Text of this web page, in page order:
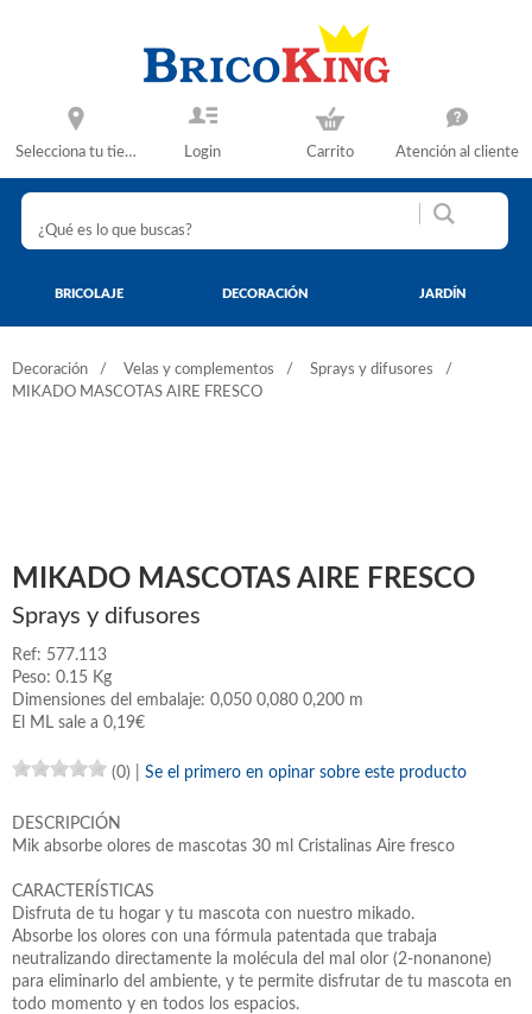
Selecciona tu tienda Login Carrito Atención al cliente
BRICOLAJE DECORACIÓN JARDÍN
Decoración Velas y complementos
Sprays y difusores
MIKADO MASCOTAS AIRE FRESCO
MIKADO MASCOTAS AIRE FRESCO
Sprays y difusores
Ref: 577.113
Peso: 0.15 Kg
Dimensiones del embalaje: 0,050 0,080 0,200 m
El ML sale a 0,19€
(0) Se el primero en opinar sobre este producto
DESCRIPCIÓN
Mik absorbe olores de mascotas 30 ml Cristalinas Aire fresco
CARACTERÍSTICAS
Disfruta de tu hogar y tu mascota con nuestro mikado.
Absorbe los olores con una fórmula patentada que trabaja
neutralizando directamente la molécula del mal olor (2-nonanone)
para eliminarlo del ambiente, y te permite disfrutar de tu mascota en
todo momento y en todos los espacios.